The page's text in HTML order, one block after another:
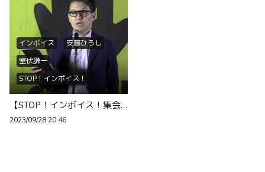
インボイス
安藤ひろし
室伏謙一
STOP！インボイス！
赤字黒字
【STOP！インボイス！集会＠首相官邸前】9/25ー
2023/09/28 20:46